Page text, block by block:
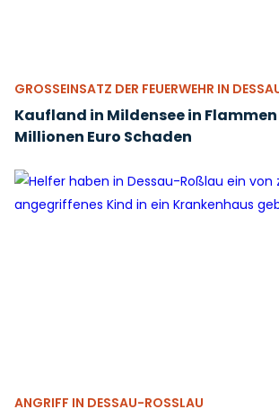
GROSSEINSATZ DER FEUERWEHR IN DESSAU
Kaufland in Mildensee in Flammen
Millionen Euro Schaden
ANGRIFF IN DESSAU-ROSSLAU